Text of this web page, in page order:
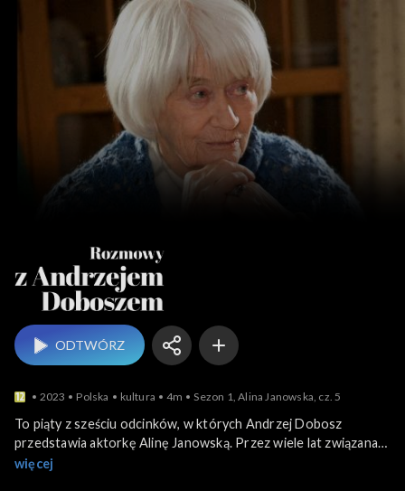
ODTWÓRZ
2023 Polska kultura 4m Sezon 1, Alina Janowska, cz. 5
To piąty z sześciu odcinków, w których Andrzej Dobosz
przedstawia aktorkę Alinę Janowską. Przez wiele lat związana
była z telewizją. Występowała w wielu serialach, w tym w
więcej